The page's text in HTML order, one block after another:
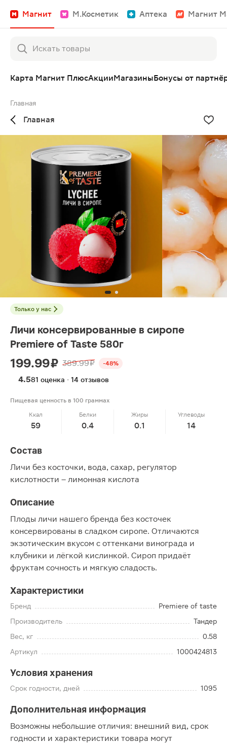
Магнит М.Косметик Аптека Магнит
Карта Магнит ПлюсАкцииМагазиныБонусы от
Главная
Главная
Только у нас
Личи консервированные в сиропе
Premiere of Taste 580г
199.99 ₽ 389.99 ₽ -48%
4.581 оценка · 14 отзывов
Пищевая ценность в 100 граммах
Ккал
59
Белки
0.4
Жиры
0.1
Углеводы
14
Состав
Личи без косточки, вода, сахар, регулятор
кислотности – лимонная кислота
Описание
Плоды личи нашего бренда без косточек
консервированы в сладком сиропе. Отличаются
экзотическим вкусом с оттенками винограда и
клубники и лёгкой кислинкой. Сироп придаёт
фруктам сочность и мягкую сладость.
Характеристики
Бренд
Premiere of taste
Производитель
Тандер
Вес, кг
0.58
Артикул
1000424813
Условия хранения
Срок годности, дней 1095
Дополнительная информация
Возможны небольшие отличия: внешний вид, срок
годности и характеристики товара могут